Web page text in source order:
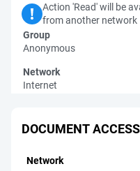
Action 'Read' will be
from another network
Group
Anonymous
Network
Internet
DOCUMENT
Network